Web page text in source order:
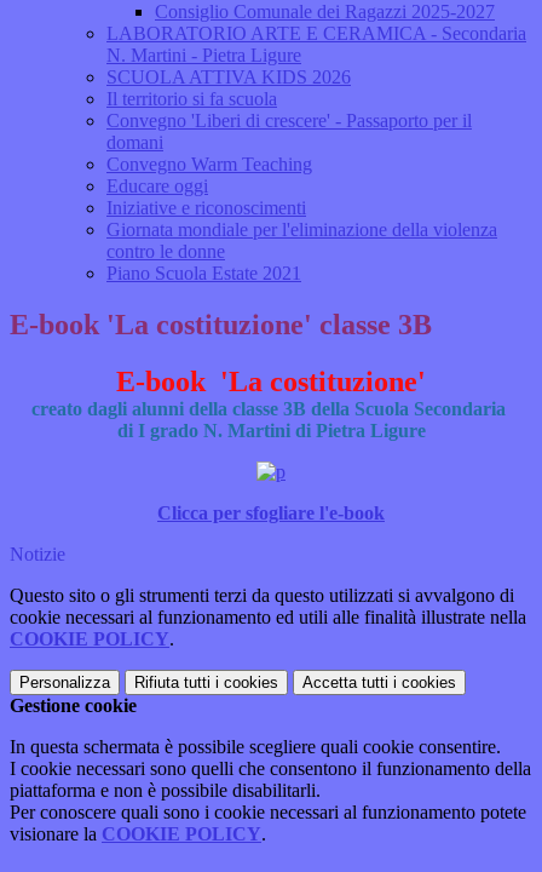
Consiglio Comunale dei Ragazzi 2025-2027
LABORATORIO ARTE E CERAMICA - Secondaria
N. Martini - Pietra Ligure
SCUOLA ATTIVA KIDS 2026
Il territorio si fa scuola
Convegno 'Liberi di crescere' - Passaporto per il
domani
Convegno Warm Teaching
Educare oggi
Iniziative e riconoscimenti
Giornata mondiale per l'eliminazione della violenza
contro le donne
Piano Scuola Estate 2021
E-book 'La costituzione' classe 3B
E-book 'La costituzione'
creato dagli alunni della classe 3B della Scuola Secondaria
di I grado N. Martini di Pietra Ligure
Clicca per sfogliare l'e-book
Notizie
Questo sito o gli strumenti terzi da questo utilizzati si avvalgono di
cookie necessari al funzionamento ed utili alle finalità illustrate nella
COOKIE POLICY.
Personalizza Rifiuta tutti i cookies Accetta tutti i cookies
Gestione cookie
In questa schermata è possibile scegliere quali cookie consentire.
I cookie necessari sono quelli che consentono il funzionamento della
piattaforma e non è possibile disabilitarli.
Per conoscere quali sono i cookie necessari al funzionamento potete
visionare la COOKIE POLICY.